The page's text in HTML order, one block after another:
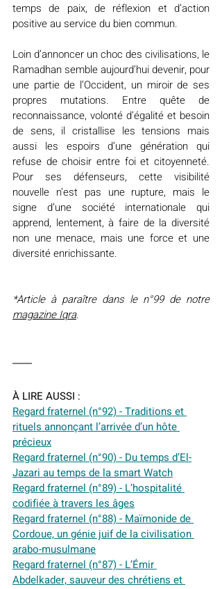
temps de paix, de réflexion et d’action
positive au service du bien commun.
Loin d’annoncer un choc des civilisations, le
Ramadhan semble aujourd’hui devenir, pour
une partie de l’Occident, un miroir de ses
propres mutations. Entre quête de
reconnaissance, volonté d’égalité et besoin
de sens, il cristallise les tensions mais
aussi les espoirs d’une génération qui
refuse de choisir entre foi et citoyenneté.
Pour ses défenseurs, cette visibilité
nouvelle n’est pas une rupture, mais le
signe d’une société internationale qui
apprend, lentement, à faire de la diversité
non une menace, mais une force et une
diversité enrichissante.
*Article à paraître dans le n°99 de notre
magazine Iqra.
À LIRE AUSSI :
Regard fraternel (n°92) - Traditions et
rituels annonçant l’arrivée d’un hôte
précieux
Regard fraternel (n°90) - Du temps d’El-
Jazari au temps de la smart Watch
Regard fraternel (n°89) - L’hospitalité
codifiée à travers les âges
Regard fraternel (n°88) - Maïmonide de
Cordoue, un génie juif de la civilisation
arabo-musulmane
Regard fraternel (n°87) - L’Émir
Abdelkader, sauveur des chrétiens et